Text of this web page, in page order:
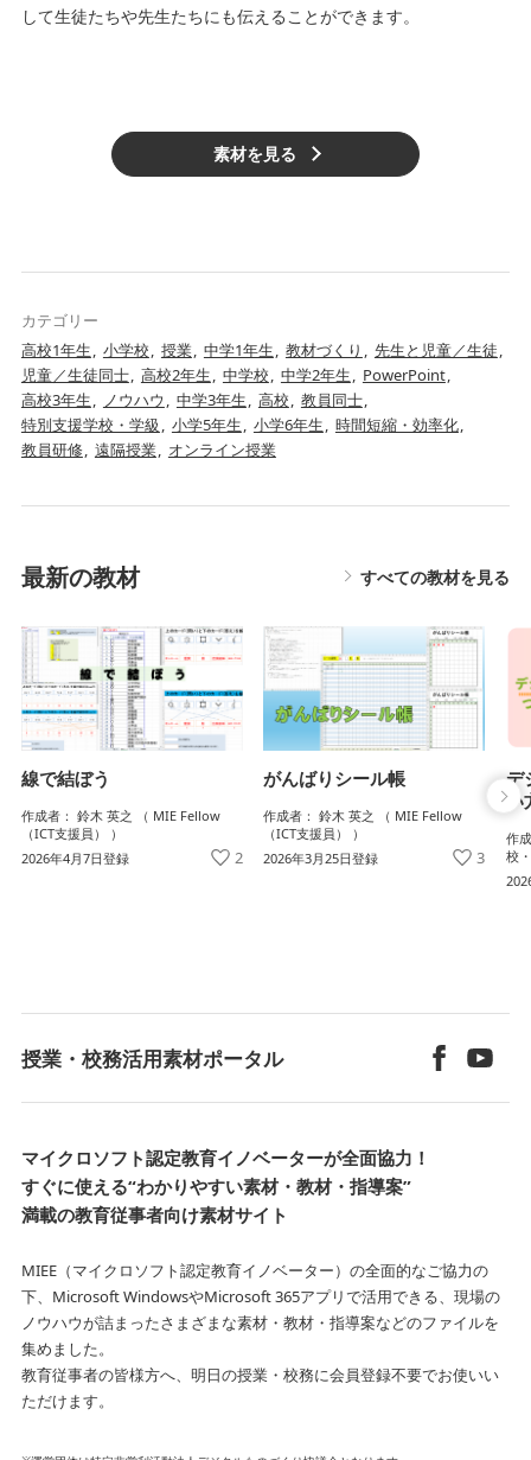
して生徒たちや先生たちにも伝えることができます。
素材を見る
カテゴリー
高校1年生
小学校 授業 中学1年生 教材づくり
先生と児童／生徒
児童／生徒同士 高校2年生 中学校 中学2年生
PowerPoint
高校3年生
ノウハウ 中学3年生 高校
教員同士
特別支援学校・学級
小学5年生 小学6年生
時間短縮・効率化
教員研修 遠隔授業 オンライン授業
最新の教材 すべての教材を見る
線で結ぼう
作成者： 鈴木 英之 （ MIE Fellow
（ICT支援員） ）
2026年4月7日登録
2
がんばりシール帳
作成者： 鈴木 英之 （ MIE Fellow
（ICT支援員） ）
2026年3月25日登録
3
デ
い
作
校
授業・校務活用素材ポータル
マイクロソフト認定教育イノベーターが全面協力！
すぐに使える“わかりやすい素材・教材・指導案”
満載の教育従事者向け素材サイト
MIEE（マイクロソフト認定教育イノベーター）の全面的なご協力の
下、Microsoft WindowsやMicrosoft 365アプリで活用できる、 現場の
ノウハウが詰まったさまざまな素材・教材・指導案などのファイルを
集めました。
教育従事者の皆様方へ、明日の授業・校務に会員登録不要でお使いい
ただけます。